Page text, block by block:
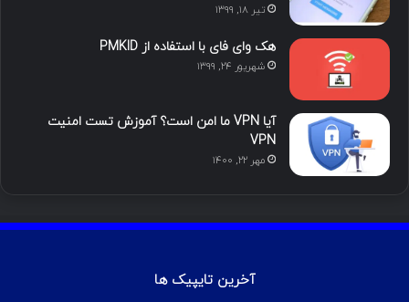
تیر ۱۸, ۱۳۹۹
هک وای فای با استفاده از PMKID
شهریور ۲۴, ۱۳۹۹
آیا VPN ما امن است؟ آموزش تست امنیت
VPN
مهر ۲۲, ۱۴۰۰
آخرین تایپیک ها